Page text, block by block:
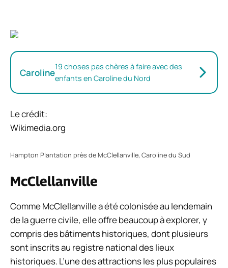
Caroline19 choses pas chères à faire avec des
enfants en Caroline du Nord
Le crédit:
Wikimedia.org
Hampton Plantation près de McClellanville, Caroline du Sud
McClellanville
Comme McClellanville a été colonisée au lendemain
de la guerre civile, elle offre beaucoup à explorer, y
compris des bâtiments historiques, dont plusieurs
sont inscrits au registre national des lieux
historiques. L’une des attractions les plus populaires